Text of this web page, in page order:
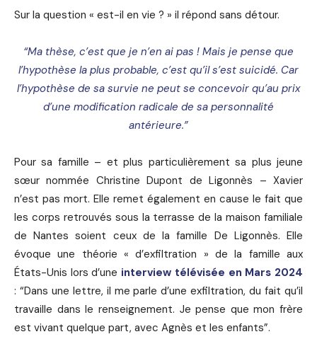
Sur la question « est-il en vie ? » il répond sans détour.
“Ma thèse, c’est que je n’en ai pas ! Mais je pense que
l’hypothèse la plus probable, c’est qu’il s’est suicidé. Car
l’hypothèse de sa survie ne peut se concevoir qu’au prix
d’une modification radicale de sa personnalité
antérieure.”
Pour sa famille – et plus particulièrement sa plus jeune
sœur nommée Christine Dupont de Ligonnès – Xavier
n’est pas mort. Elle remet également en cause le fait que
les corps retrouvés sous la terrasse de la maison familiale
de Nantes soient ceux de la famille De Ligonnès. Elle
évoque une théorie « d’exfiltration » de la famille aux
États-Unis lors d’une interview télévisée en Mars 2024
: “Dans une lettre, il me parle d’une exfiltration, du fait qu’il
travaille dans le renseignement. Je pense que mon frère
est vivant quelque part, avec Agnès et les enfants”.